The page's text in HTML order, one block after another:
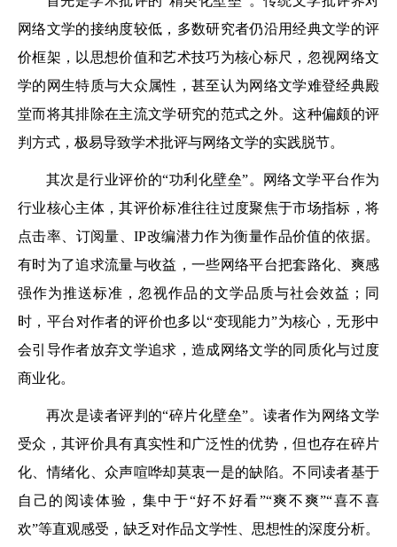
网络文学的接纳度较低，多数研究者仍沿用经典文学的评
价框架，以思想价值和艺术技巧为核心标尺，忽视网络文
学的网生特质与大众属性，甚至认为网络文学难登经典殿
堂而将其排除在主流文学研究的范式之外。这种偏颇的评
判方式，极易导致学术批评与网络文学的实践脱节。
其次是行业评价的“功利化壁垒”。网络文学平台作为
行业核心主体，其评价标准往往过度聚焦于市场指标，将
点击率、订阅量、IP改编潜力作为衡量作品价值的依据。
有时为了追求流量与收益，一些网络平台把套路化、爽感
强作为推送标准，忽视作品的文学品质与社会效益；同
时，平台对作者的评价也多以“变现能力”为核心，无形中
会引导作者放弃文学追求，造成网络文学的同质化与过度
商业化。
再次是读者评判的“碎片化壁垒”。读者作为网络文学
受众，其评价具有真实性和广泛性的优势，但也存在碎片
化、情绪化、众声喧哗却莫衷一是的缺陷。不同读者基于
自己的阅读体验，集中于“好不好看”“爽不爽”“喜不喜
欢”等直观感受，缺乏对作品文学性、思想性的深度分析。